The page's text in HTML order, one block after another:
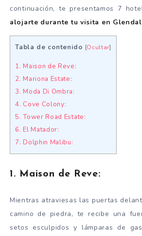
continuación, te presentamos 7
alojarte durante tu visita en
Tabla de contenido [Ocultar]
1. Maison de Reve:
2. Mariona Estate:
3. Moda Di Ombra:
4. Cove Colony:
5. Tower Road Estate:
6. El Matador:
7. Dolphin Malibu:
1. Maison de Reve:
Mientras atraviesas las puertas
camino de piedra, te recibe una
setos esculpidos y lámparas de